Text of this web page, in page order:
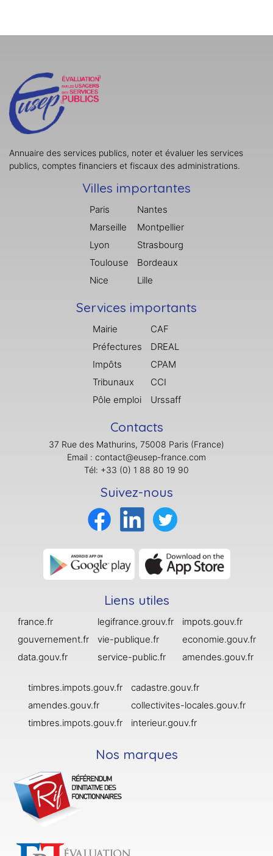
Annuaire des services publics, noter et évaluer les services
publics, comptes financiers et fiscaux des administrations.
Villes importantes
Paris
Marseille
Lyon
Toulouse
Nice
Nantes
Montpellier
Strasbourg
Bordeaux
Lille
Services importants
Mairie
Préfectures
Impôts
Tribunaux
Pôle emploi
CAF
DREAL
CPAM
CCI
Urssaff
Contacts
37 Rue des Mathurins, 75008 Paris (France)
Email : contact@eusep-france.com
Tél: +33 (0) 1 88 80 19 90
Suivez-nous
Liens utiles
france.fr
gouvernement.fr
data.gouv.fr
legifrance.grouv.fr
vie-publique.fr
service-public.fr
impots.gouv.fr
economie.gouv.fr
amendes.gouv.fr
timbres.impots.gouv.fr
amendes.gouv.fr
timbres.impots.gouv.fr
cadastre.gouv.fr
collectivites-locales.gouv.fr
interieur.gouv.fr
Nos marques